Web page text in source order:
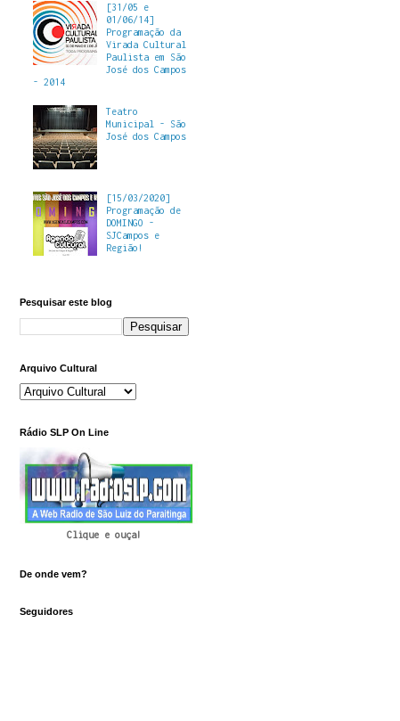
[31/05 e
01/06/14]
Programação da
Virada Cultural
Paulista em São
José dos Campos
- 2014
Teatro
Municipal - São
José dos Campos
[15/03/2020]
Programação de
DOMINGO -
SJCampos e
Região!
Pesquisar este blog
Arquivo Cultural
Rádio SLP On Line
Clique e ouça!
De onde vem?
Seguidores